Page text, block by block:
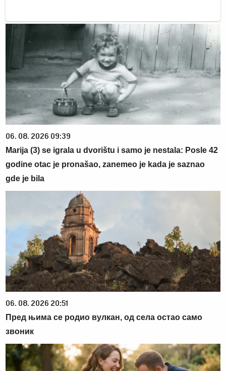
06. 08. 2026 09:39
Marija (3) se igrala u dvorištu i samo je nestala: Posle 42
godine otac je pronašao, zanemeo je kada je saznao
gde je bila
06. 08. 2026 20:51
Пред њима се родио вулкан, од села остао само
звоник